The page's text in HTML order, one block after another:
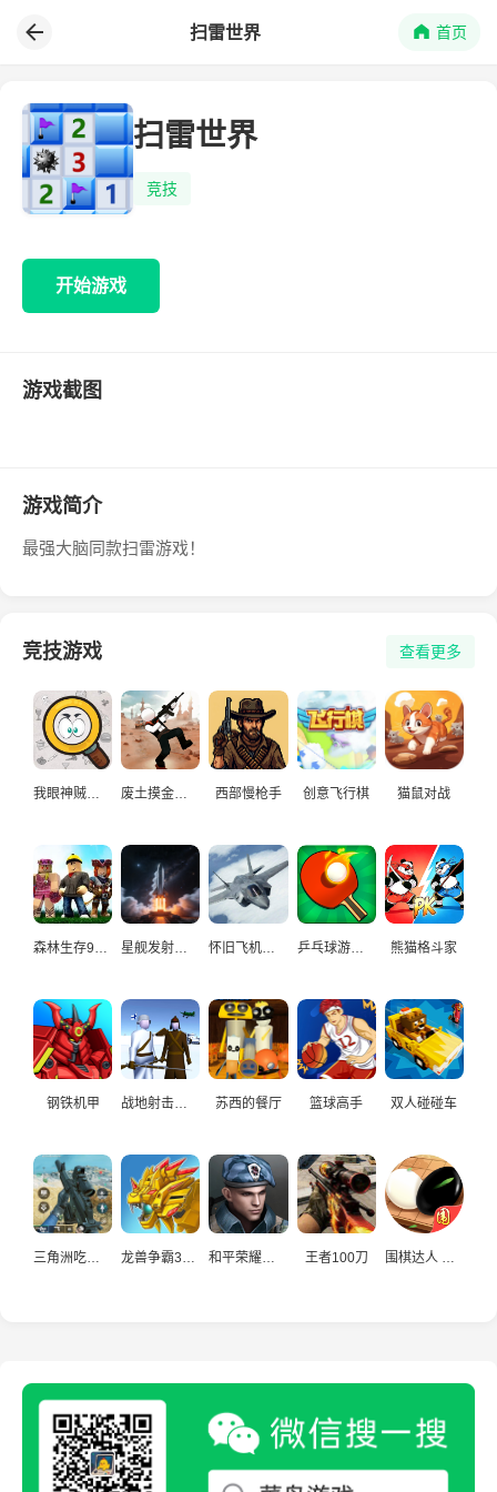
扫雷世界 首页
扫雷世界
竞技
开始游戏
游戏截图
游戏简介
最强大脑同款扫雷游戏！
竞技游戏 查看更多
我眼神贼好儿2 废土摸金小队 西部慢枪手 创意飞行棋 猫鼠对战
森林生存99天 星舰发射模拟器 怀旧飞机大作战 乒乓球游戏大作战 熊猫格斗家
钢铁机甲 苏西的餐厅 篮球高手 双人碰碰车
王者100刀